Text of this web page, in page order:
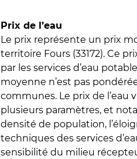
Prix de l’eau
Le prix représente un prix
territoire Fours (33172). Ce
par les services d’eau
moyenne n’est pas
communes. Le prix de l’eau
plusieurs paramètres, et
densité de population,
techniques des services
sensibilité du milieu